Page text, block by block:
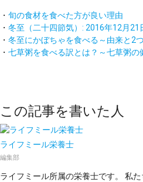
・ 旬の食材を食べた方が良い理由
・ 冬至（二十四節気）: 2016年12月21
・ 冬至にかぼちゃを食べる～由来と2
・ 七草粥を食べる訳とは？～七草粥の
この記事を書いた人
ライフミール栄養士
編集部
ライフミール所属の栄養士です。 私